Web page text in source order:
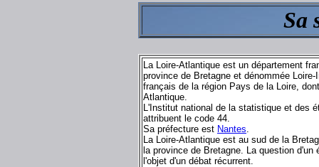
Sa
La Loire-Atlantique est un département
province de Bretagne et dénommée
français de la région Pays de la Loire,
Atlantique.
L'Institut national de la statistique et des
attribuent le code 44.
Sa préfecture est Nantes.
La Loire-Atlantique est au sud de la
la province de Bretagne. La question
l'objet d'un débat récurrent.